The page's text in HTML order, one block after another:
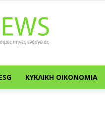
ΚΥΚΛΙΚΉ ΟΙΚΟΝΟΜΊΑ